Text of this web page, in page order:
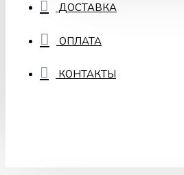
ДОСТАВКА
ОПЛАТА
КОНТАКТЫ